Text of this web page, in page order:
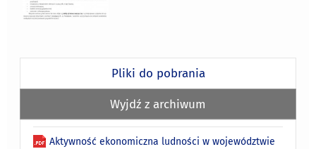
Pliki do pobrania
Wyjdź z archiwum
Aktywność ekonomiczna ludności w województwie